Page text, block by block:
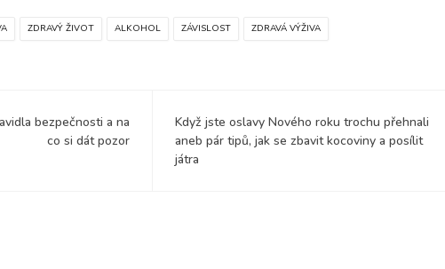
ZDRAVÝ ŽIVOT ALKOHOL ZÁVISLOST ZDRAVÁ VÝŽIVA
bezpečnosti a na
co si dát pozor
Když jste oslavy Nového roku trochu přehnali
aneb pár tipů, jak se zbavit kocoviny a posílit
játra